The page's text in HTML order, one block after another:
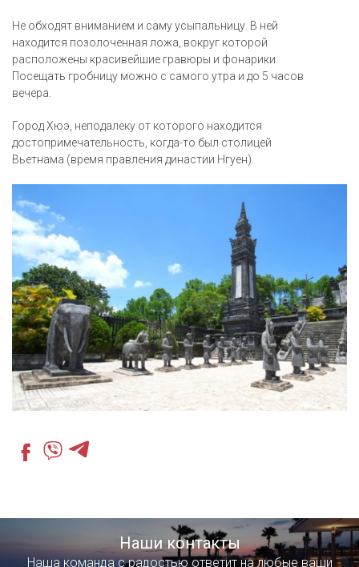
Не обходят вниманием и саму усыпальницу. В ней
находится позолоченная ложа, вокруг которой
расположены красивейшие гравюры и фонарики.
Посещать гробницу можно с самого утра и до 5 часов
вечера.
Город Хюэ, неподалеку от которого находится
достопримечательность, когда-то был столицей
Вьетнама (время правления династии Нгуен).
Наши контакты
Наша команда с радостью ответит на любые ваши